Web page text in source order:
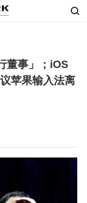
董事」；iOS
苹果输入法离